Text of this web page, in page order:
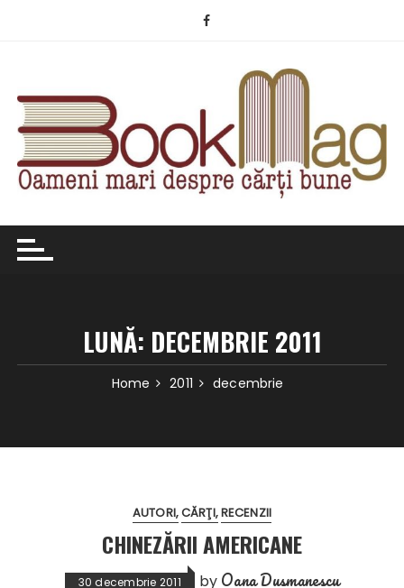
LUNĂ: DECEMBRIE 2011
Home 2011 decembrie
AUTORI CĂRŢI RECENZII
CHINEZĂRII AMERICANE
30 decembrie 2011 by Oana Dusmanescu